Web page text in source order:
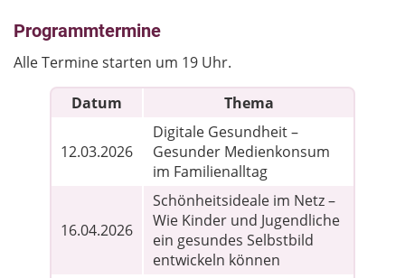
Programmtermine
Alle Termine starten um 19 Uhr.
Datum Thema
12.03.2026
Digitale Gesundheit –
Gesunder Medienkonsum
im Familienalltag
16.04.2026
Schönheitsideale im Netz –
Wie Kinder und Jugendliche
ein gesundes Selbstbild
entwickeln können